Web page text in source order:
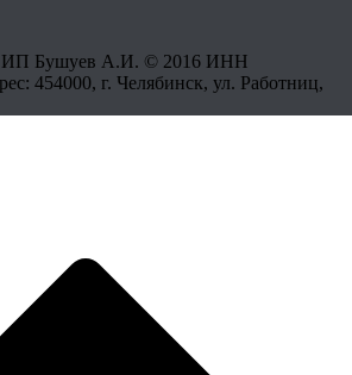
ИП Бушуев А.И. © 2016 ИНН
454000, г. Челябинск, ул. Работниц,